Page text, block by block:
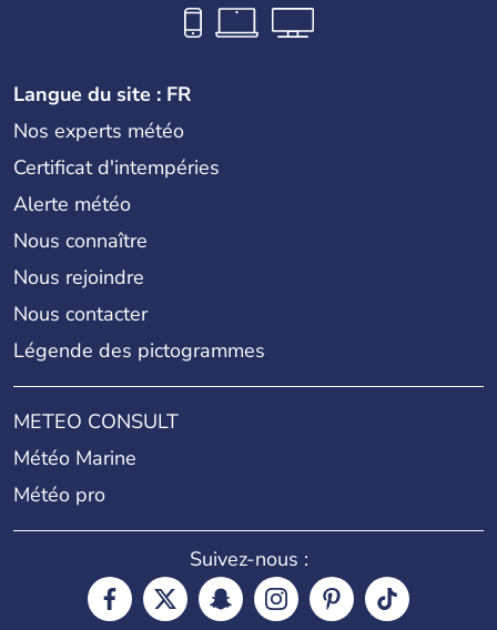
Langue du site : FR
Nos experts météo
Certificat d'intempéries
Alerte météo
Nous connaître
Nous rejoindre
Nous contacter
Légende des pictogrammes
METEO CONSULT
Météo Marine
Météo pro
Suivez-nous :